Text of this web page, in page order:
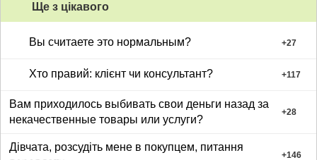
Ще з цiкавого
Вы считаете это нормальным? +27
Хто правий: клієнт чи консультант? +117
Вам приходилось выбивать свои деньги назад за
некачественные товары или услуги?
+28
Дівчата, розсудіть мене в покупцем, питання
+146